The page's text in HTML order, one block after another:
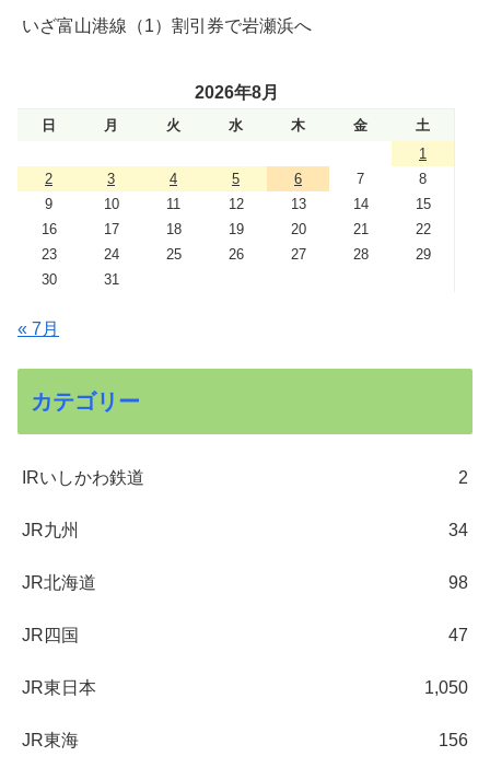
いざ富山港線（1）割引券で岩瀬浜へ
2026年8月
日 月 火 水 木 金
土
1
2
3 4 5 6 7
8
9
10 11 12 13 14
15
16
17 18 19 20 21
22
23
24 25 26 27 28
29
30
31
« 7月
カテゴリー
IRいしかわ鉄道 2
JR九州 34
JR北海道 98
JR四国 47
JR東日本 1,050
JR東海 156